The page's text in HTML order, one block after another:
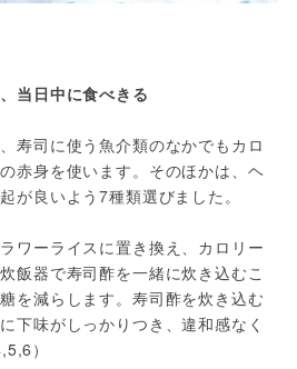
当日中に食べきる
寿司に使う魚介類のなかでもカロ
赤身を使います。そのほかは、ヘ
が良いよう7種類選びました。
ワーライスに置き換え、カロリー
飯器で寿司酢を一緒に炊き込むこ
を減らします。寿司酢を炊き込む
下味がしっかりつき、違和感なく
）